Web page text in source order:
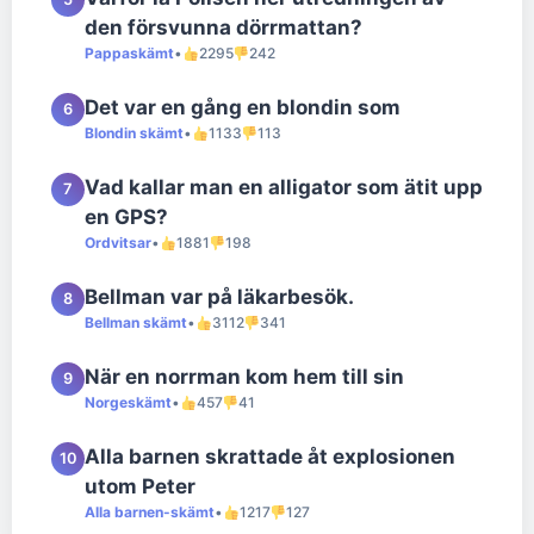
den försvunna dörrmattan?
Pappaskämt• 2295 242
6 Det var en gång en blondin som
Blondin skämt• 1133 113
7
Vad kallar man en alligator som ätit upp
en GPS?
Ordvitsar• 1881 198
8 Bellman var på läkarbesök.
Bellman skämt• 3112 341
9 När en norrman kom hem till sin
Norgeskämt• 457 41
10 Alla barnen skrattade åt explosionen
utom Peter
Alla barnen-skämt• 1217 127